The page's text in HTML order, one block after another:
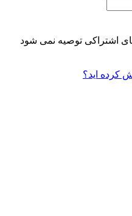
های اشتراکی توصیه نمی شود
کرده اید؟